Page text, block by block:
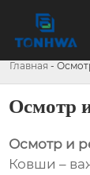
Главная -
Осмотр
Осмотр и
Ковши –